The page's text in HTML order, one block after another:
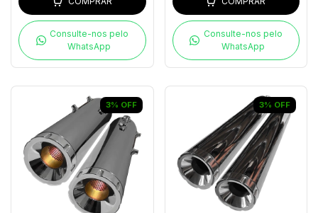
Consulte-nos pelo
WhatsApp
Consulte-nos pelo
WhatsApp
3% OFF 3% OFF